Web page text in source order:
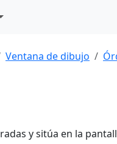
Ventana de dibujo
y sitúa en la